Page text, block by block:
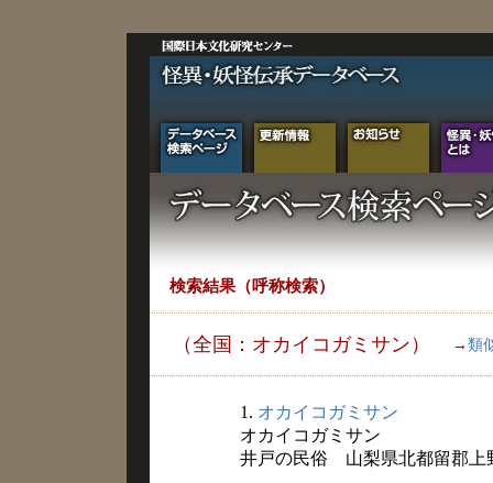
検索結果（呼称検索）
（全国：オカイコガミサン） → 類
1. オカイコガミサン
オカイコガミサン
井戸の民俗 山梨県北都留郡上